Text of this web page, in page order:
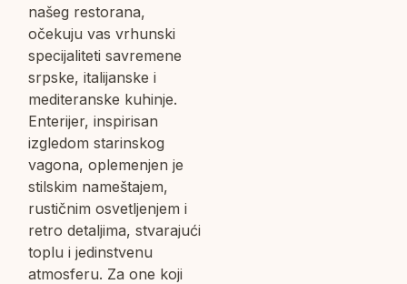
našeg restorana,
očekuju vas vrhunski
specijaliteti savremene
srpske, italijanske i
mediteranske kuhinje.
Enterijer, inspirisan
izgledom starinskog
vagona, oplemenjen je
stilskim nameštajem,
rustičnim osvetljenjem i
retro detaljima, stvarajući
toplu i jedinstvenu
atmosferu. Za one koji